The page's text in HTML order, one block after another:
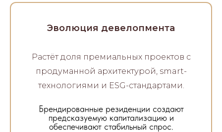
Эволюция девелопмента
Растёт доля премиальных проектов с
продуманной архитектурой, smart-
технологиями и ESG-стандартами.
Брендированные резиденции создают
предсказуемую капитализацию и
обеспечивают стабильный спрос.